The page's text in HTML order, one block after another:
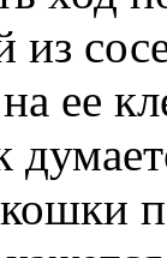
из
ее
кошки